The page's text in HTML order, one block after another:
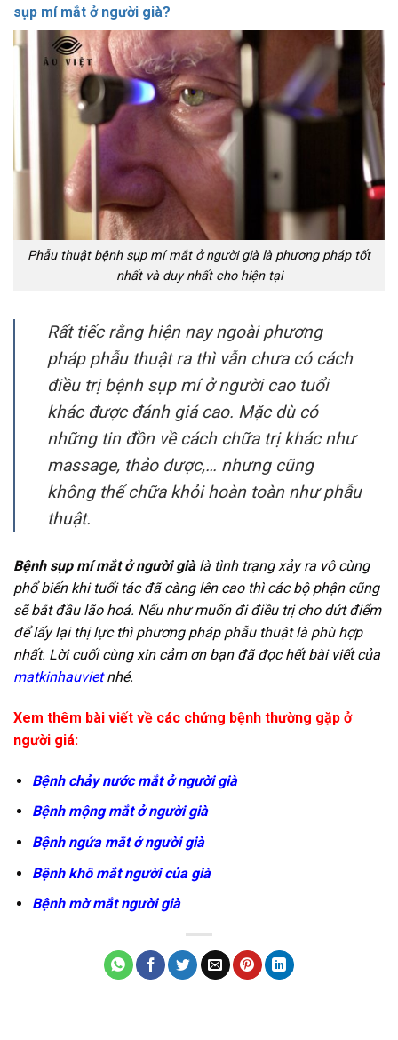
sụp mí mắt ở người già?
Phẫu thuật bệnh sụp mí mắt ở người già là phương pháp tốt
nhất và duy nhất cho hiện tại
Rất tiếc rằng hiện nay ngoài phương
pháp phẫu thuật ra thì vẫn chưa có cách
điều trị bệnh sụp mí ở người cao tuổi
khác được đánh giá cao. Mặc dù có
những tin đồn về cách chữa trị khác như
massage, thảo dược,… nhưng cũng
không thể chữa khỏi hoàn toàn như phẫu
thuật.
Bệnh sụp mí mắt ở người giàlà tình trạng xảy ra vô cùng
phổ biến khi tuổi tác đã càng lên cao thì các bộ phận cũng
sẽ bắt đầu lão hoá. Nếu như muốn đi điều trị cho dứt điểm
để lấy lại thị lực thì phương pháp phẫu thuật là phù hợp
nhất. Lời cuối cùng xin cảm ơn bạn đã đọc hết bài viết của
matkinhauvietnhé.
Xem thêm bài viết về các chứng bệnh thường gặp ở
người giá:
Bệnh chảy nước mắt ở người già
Bệnh mộng mắt ở người già
Bệnh ngứa mắt ở người già
Bệnh khô mắt người của già
Bệnh mờ mắt người già